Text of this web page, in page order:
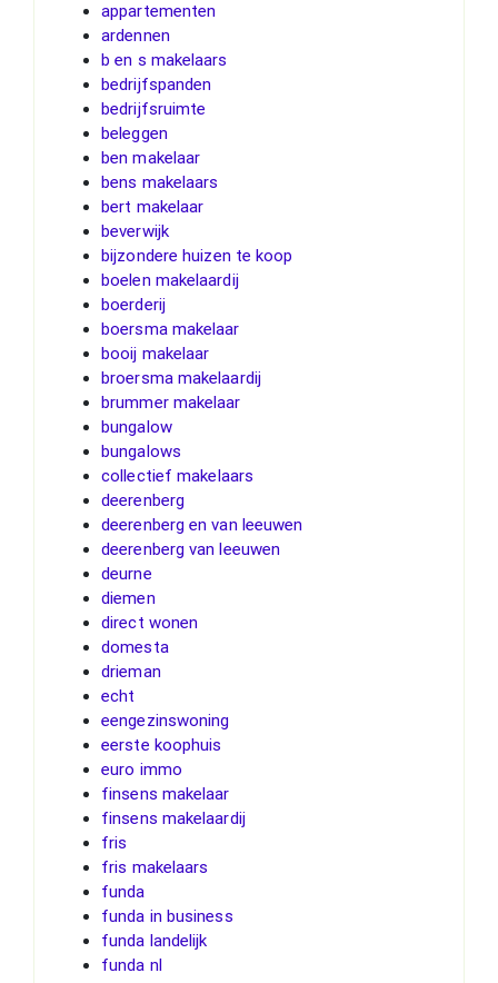
appartementen
ardennen
b en s makelaars
bedrijfspanden
bedrijfsruimte
beleggen
ben makelaar
bens makelaars
bert makelaar
beverwijk
bijzondere huizen te koop
boelen makelaardij
boerderij
boersma makelaar
booij makelaar
broersma makelaardij
brummer makelaar
bungalow
bungalows
collectief makelaars
deerenberg
deerenberg en van leeuwen
deerenberg van leeuwen
deurne
diemen
direct wonen
domesta
drieman
echt
eengezinswoning
eerste koophuis
euro immo
finsens makelaar
finsens makelaardij
fris
fris makelaars
funda
funda in business
funda landelijk
funda nl